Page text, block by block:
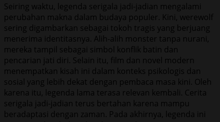
Seiring waktu, legenda serigala jadi-jadian mengalami
perubahan makna dalam budaya populer. Kini, werewolf
sering digambarkan sebagai tokoh tragis yang berjuang
menerima identitasnya. Alih-alih monster tanpa nurani,
mereka tampil sebagai simbol konflik batin dan
pencarian jati diri. Selain itu, film dan novel modern
menempatkan kisah ini dalam konteks psikologis dan
sosial yang lebih dekat dengan pembaca masa kini. Oleh
karena itu, legenda lama terasa relevan kembali. Cerita
serigala jadi-jadian terus bertahan karena mampu
beradaptasi dengan zaman. Pada akhirnya, legenda ini